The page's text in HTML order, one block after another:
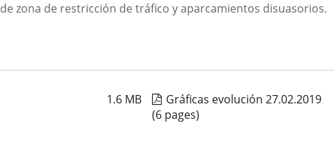
zona de restricción de tráfico y aparcamientos disuasorios.
1.6 MB
Gráficas evolución 27.02.2019
(6 pages)